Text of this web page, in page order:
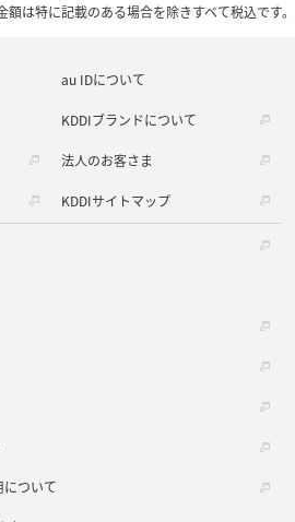
額は特に記載のある場合を除きすべて税込です。
au IDについて
KDDIブランドについて
法人のお客さま
KDDIサイトマップ
ついて